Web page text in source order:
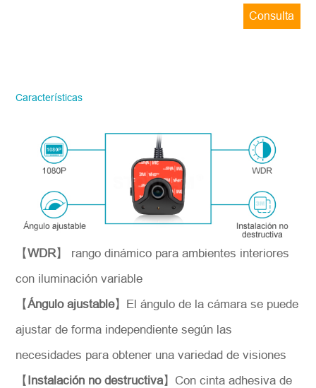
Consulta
región/país. ¡Te responderemos lo antes
Número del modelo
Introdúzcase*
Características
【WDR】 rango dinámico para ambientes interiores
con iluminación variable
【Ángulo ajustable】El ángulo de la cámara se puede
ajustar de forma independiente según las
necesidades para obtener una variedad de visiones
【 Instalación no destructiva】Con cinta adhesiva de